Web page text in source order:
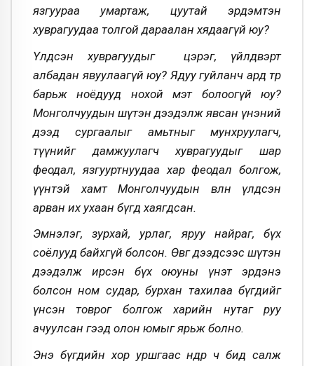
язгуураа умартаж, цуутай эрдэмтэн
хуврагуудаа толгой дараалан хядаагүй юу?
Үлдсэн хуврагуудыг цэрэг, үйлдвэрт
албадан явуулаагүй юу? Ядуу гуйланч ард төр
барьж ноёдууд нохой мэт болоогүй юу?
Монголчуудын шүтэн дээдэлж явсан үнэний
дээд сургаалыг амьтныг мунхруулагч,
түүнийг дамжуулагч хуврагуудыг шар
феодал, язгууртнуудаа хар феодал болгож,
үүнтэй хамт Монголчуудын өвлөн үлдсэн
арван их ухаан бүгд хаягдсан.
Эмнэлэг, зурхай, урлаг, яруу найраг, бүх
соёлууд байхгүй болсон. Өвөг дээдсээс шүтэн
дээдэлж ирсэн бүх оюуны үнэт эрдэнэ
болсон ном судар, бурхан тахилаа бүгдийг
үнсэн товрог болгож харийн нутаг руу
ачуулсан гээд олон юмыг ярьж болно.
Энэ бүгдийн хор уршгаас өнөөдөр ч бид салж